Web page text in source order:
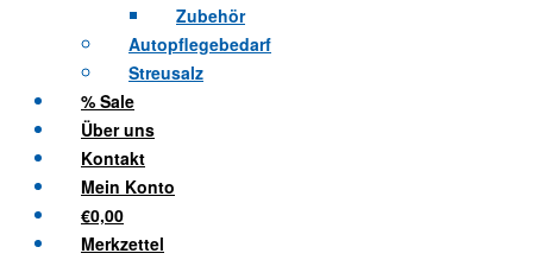
Zubehör
Autopflegebedarf
Streusalz
% Sale
Über uns
Kontakt
Mein Konto
€0,00
Merkzettel